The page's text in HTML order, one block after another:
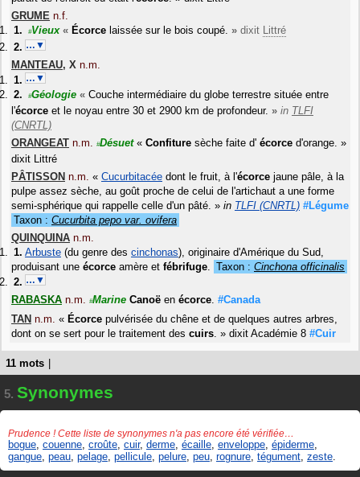
GRUME n.f.
#Vieux « Écorce laissée sur le bois coupé. » dixit Littré
…▼
MANTEAU, X n.m.
…▼
#Géologie « Couche intermédiaire du globe terrestre située entre
l'écorce et le noyau entre 30 et 2900 km de profondeur. » in TLFI
(CNRTL)
ORANGEAT n.m. #Désuet « Confiture sèche faite d' écorce d'orange. »
dixit Littré
PÂTISSON n.m. « Cucurbitacée dont le fruit, à l'écorce jaune pâle, à la
pulpe assez sèche, au goût proche de celui de l'artichaut a une forme
semi-sphérique qui rappelle celle d'un pâté. » in TLFI (CNRTL) #Légume
Taxon : Cucurbita pepo var. ovifera
QUINQUINA n.m.
Arbuste (du genre des cinchonas), originaire d'Amérique du Sud,
produisant une écorce amère et fébrifuge. Taxon : Cinchona officinalis
…▼
RABASKA n.m. #Marine Canoë en écorce. #Canada
TAN n.m. « Écorce pulvérisée du chêne et de quelques autres arbres,
dont on se sert pour le traitement des cuirs. » dixit Académie 8 #Cuir
11 mots
5. Synonymes
Prudence ! Cette liste de synonymes n'a pas encore été vérifiée…
bogue couenne croûte cuir, derme écaille enveloppe épiderme
gangue peau pelage pellicule pelure peu rognure tégument zeste